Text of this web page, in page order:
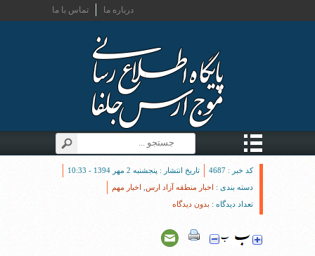
تماس با ما درباره ما
کد خبر : 4687
تاریخ انتشار : پنجشنبه 2 مهر 1394 - 10:33
دسته بندی : اخبار منطقه آزاد ارس
اخبار مهم
تعداد دیدگاه : بدون دیدگاه